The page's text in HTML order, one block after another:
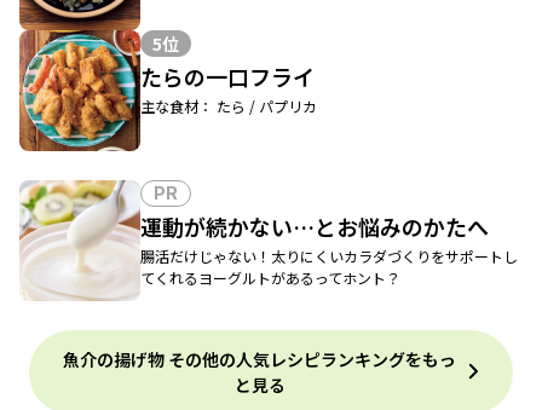
5位
たらの一口フライ
主な食材： たら / パプリカ
PR
運動が続かない…とお悩みのかたへ
腸活だけじゃない！太りにくいカラダづくりをサポートし
てくれるヨーグルトがあるってホント？
魚介の揚げ物 その他の人気レシピランキングをもっ
と見る